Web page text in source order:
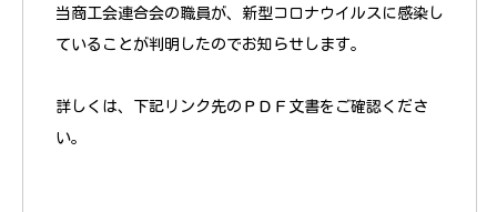
当商工会連合会の職員が、新型コロナウイルスに感染し
ていることが判明したのでお知らせします。
詳しくは、下記リンク先のＰＤＦ文書をご確認くださ
い。